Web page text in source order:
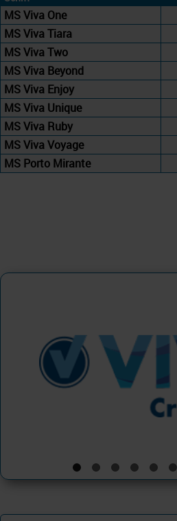
MS Viva One
MS Viva Tiara
MS Viva Two
MS Viva Beyond
MS Viva Enjoy
MS Viva Unique
MS Viva Ruby
MS Viva Voyage
MS Porto Mirante